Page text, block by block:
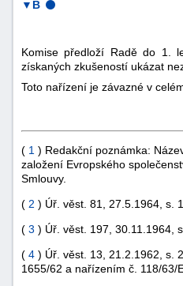
▼B
Komise předloží Radě do 1.
získaných zkušeností ukázat
Toto nařízení je závazné v
( 1 ) Redakční poznámka:
založení Evropského
Smlouvy.
( 2 ) Úř. věst. 81, 27.5.1964, s.
( 3 ) Úř. věst. 197, 30.11.1964,
( 4 ) Úř. věst. 13, 21.2.1962, s.
1655/62 a nařízením č. 118/63/